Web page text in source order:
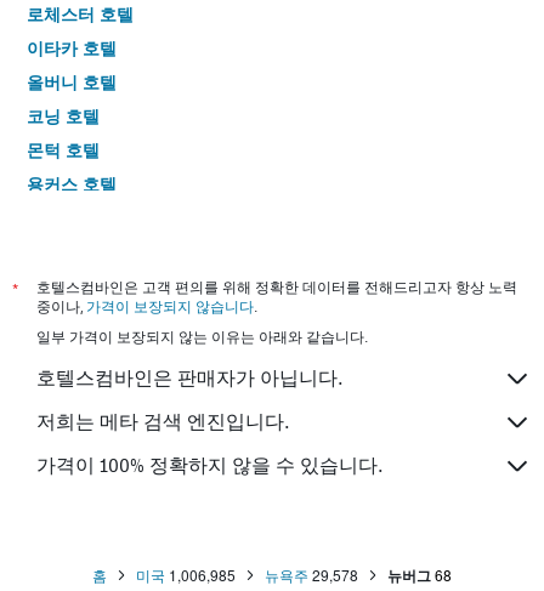
로체스터 호텔
이타카 호텔
올버니 호텔
코닝 호텔
몬턱 호텔
용커스 호텔
시러큐스 호텔
애머스트 호텔
코틀랜드 호텔
태리타운 호텔
포킵시 호텔
*
호텔스컴바인은 고객 편의를 위해 정확한 데이터를 전해드리고자 항상 노력
중이나, 가격이 보장되지 않습니다.
일부 가격이 보장되지 않는 이유는 아래와 같습니다.
호텔스컴바인은 판매자가 아닙니다.
저희는 메타 검색 엔진입니다.
가격이 100% 정확하지 않을 수 있습니다.
홈 미국 1,006,985 뉴욕주 29,578 뉴버그68